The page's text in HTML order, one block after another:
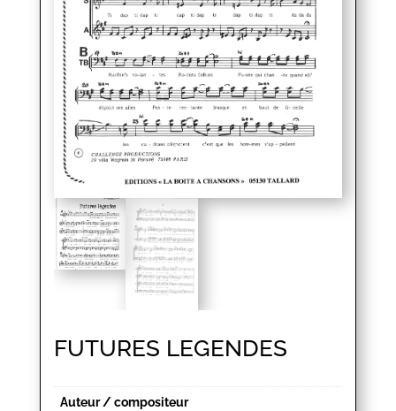
FUTURES LEGENDES
Auteur / compositeur